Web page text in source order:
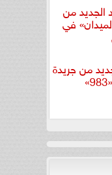
الجديد من
في
من جريدة